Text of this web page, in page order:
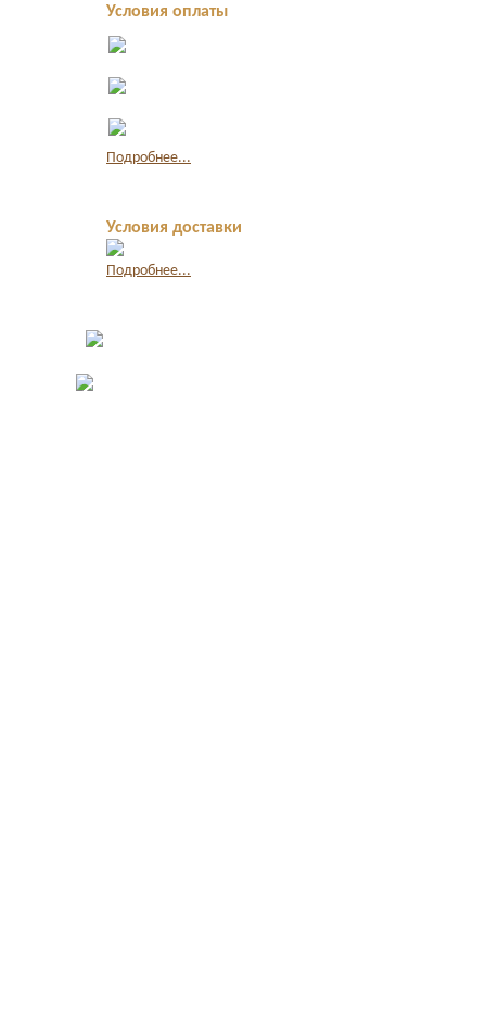
Условия оплаты
Подробнее...
Условия доставки
Подробнее...